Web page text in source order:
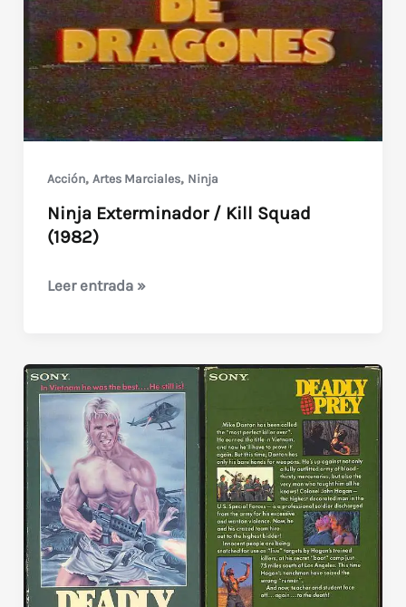
Acción, Artes Marciales, Ninja
Ninja Exterminador / Kill Squad
(1982)
Ninja
Kill
Squad
(1982)
Leer entrada »